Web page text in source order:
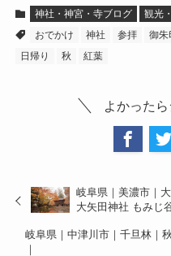
神社・神宮・寺ブログ
観光
おでかけ
神社 参拝 御朱
日帰り
秋 紅葉
よかったら
岐阜県｜美濃市｜
大矢田神社 もみじ
岐阜県｜中津川市｜千旦林｜
｜